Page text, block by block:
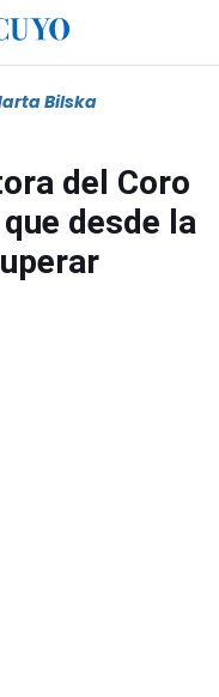
Bilska
del Coro
desde la